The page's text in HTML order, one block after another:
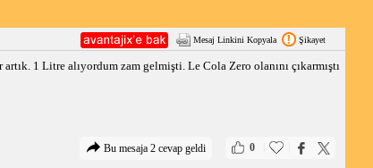
Mesaj Linkini Kopyala Şikayet
1 Litre alıyordum zam gelmişti. Le Cola Zero olanını çıkarmıştı
0
Bu mesaja 2 cevap geldi